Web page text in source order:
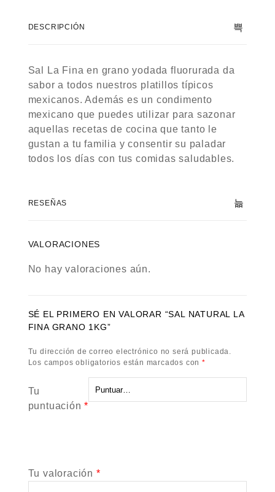
DESCRIPCIÓN
Sal La Fina en grano yodada fluorurada da
sabor a todos nuestros platillos típicos
mexicanos. Además es un condimento
mexicano que puedes utilizar para sazonar
aquellas recetas de cocina que tanto le
gustan a tu familia y consentir su paladar
todos los días con tus comidas saludables.
RESEÑAS
VALORACIONES
No hay valoraciones aún.
SÉ EL PRIMERO EN VALORAR “SAL NATURAL LA
FINA GRANO 1KG”
Tu dirección de correo electrónico no será publicada.
Los campos obligatorios están marcados con *
Tu
puntuación*
Tu valoración *